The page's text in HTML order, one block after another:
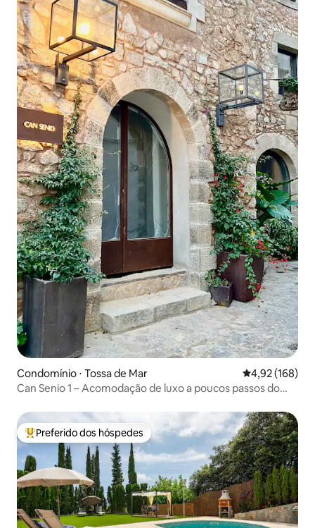
Condomínio ⋅ Tossa de Mar 4,92 de uma
4,92 (168)
Can Senio 1 – Acomodação de luxo a poucos passos do
Entre os melhores preferidos dos hóspedes
Preferido dos hóspedes